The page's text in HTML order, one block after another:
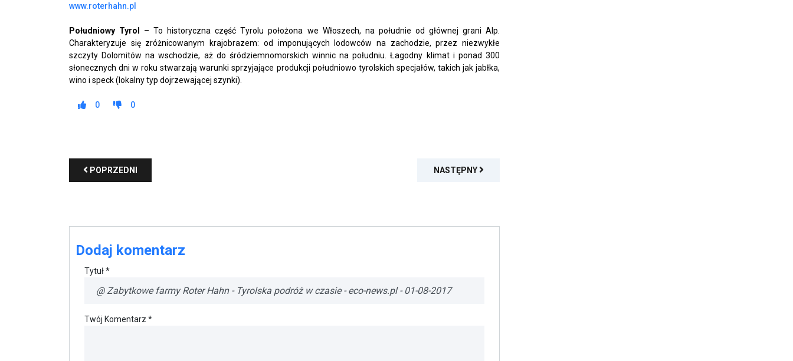
www.roterhahn.pl
Południowy Tyrol – To
historyczna część Tyrolu położona we Włoszech, na południe od głównej grani Alp.
Charakteryzuje się zróżnicowanym krajobrazem: od imponujących lodowców na zachodzie, przez niezwykłe
szczyty Dolomitów na wschodzie, aż do śródziemnomorskich winnic na południu.Łagodny klimat i ponad 300
słonecznych dni w roku stwarzają warunki sprzyjające produkcji południowo tyrolskich specjałów, takich jak jabłka,
wino i speck (lokalny typ dojrzewającej szynki).
0 0
POPRZEDNI NASTĘPNY
Dodaj komentarz
Tytuł *
Twój Komentarz *